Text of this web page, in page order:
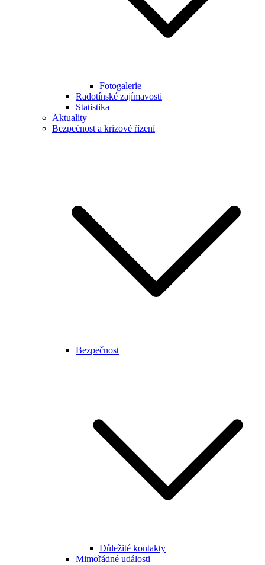
Fotogalerie
Radotínské zajímavosti
Statistika
Aktuality
Bezpečnost a krizové řízení
Bezpečnost
Důležité kontakty
Mimořádné události